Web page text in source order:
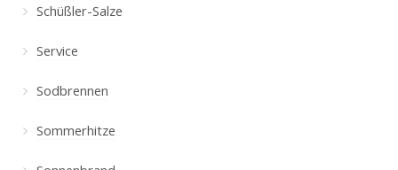
Schüßler-Salze
Service
Sodbrennen
Sommerhitze